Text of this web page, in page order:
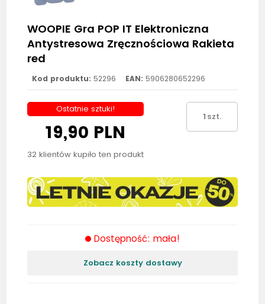
WOOPIE Gra POP IT Elektroniczna
Antystresowa Zręcznościowa Rakieta
red
Kod produktu: 52296 EAN: 5906280652296
Ostatnie sztuki!
19,90 PLN
32 klientów kupiło ten produkt
szt.
Dostępność: mała!
Zobacz koszty dostawy